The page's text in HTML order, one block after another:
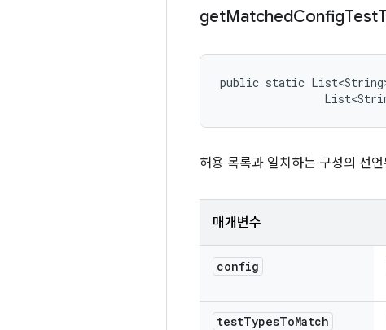
getMatchedConfigTest
public static List<String>
허용 목록과 일치하는 구성의 선
매개변수
config
testTypesToMatch